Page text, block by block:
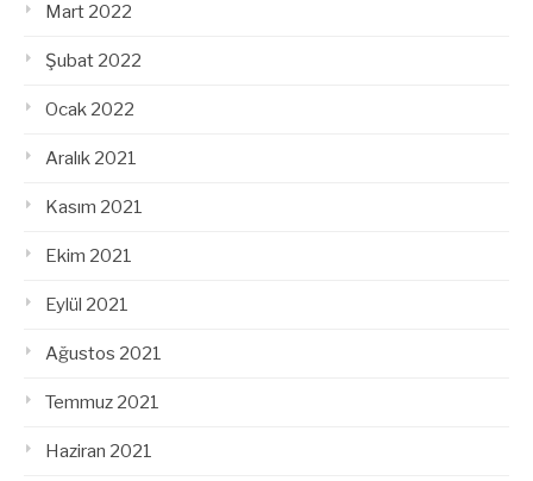
Mart 2022
Şubat 2022
Ocak 2022
Aralık 2021
Kasım 2021
Ekim 2021
Eylül 2021
Ağustos 2021
Temmuz 2021
Haziran 2021